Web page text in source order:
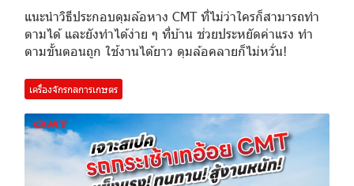
แนะนำวิธีประกอบดุมล้อหาง CMT ที่ไม่ว่าใครก็สามารถทำ
ตามได้ และยังทำได้ง่าย ๆ ที่บ้าน ช่วยประหยัดค่าแรง ทำ
ตามขั้นตอนถูก ใช้งานได้ยาว ดุมล้อคลายก็ไม่หวั่น!
เครื่องจักรกลการเกษตร